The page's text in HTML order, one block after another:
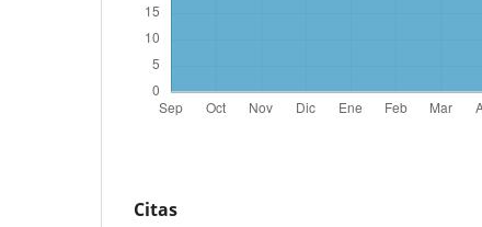
Citas